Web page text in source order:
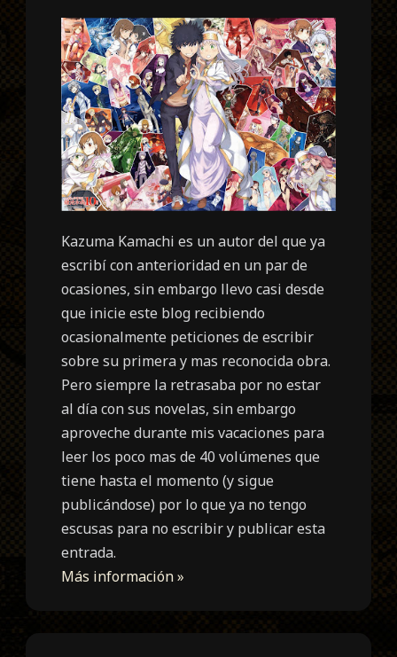
Kazuma Kamachi es un autor del que ya
escribí con anterioridad en un par de
ocasiones, sin embargo llevo casi desde
que inicie este blog recibiendo
ocasionalmente peticiones de escribir
sobre su primera y mas reconocida obra.
Pero siempre la retrasaba por no estar
al día con sus novelas, sin embargo
aproveche durante mis vacaciones para
leer los poco mas de 40 volúmenes que
tiene hasta el momento (y sigue
publicándose) por lo que ya no tengo
escusas para no escribir y publicar esta
entrada.
Más información »